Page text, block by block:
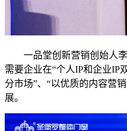
一品堂创新营销创始人李
需要企业在“个人IP和企业IP
分市场”、“以优质的内容营
展。